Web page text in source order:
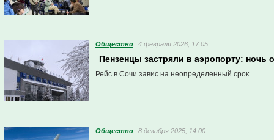
Общество 4 февраля 2026, 17:05
Пензенцы застряли в аэропорту:
Рейс в Сочи завис на неопределенный срок.
Общество 8 декабря 2025, 14:00